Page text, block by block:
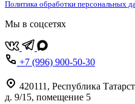
Политика обработки персональных
Мы в соцсетях
+7 (996) 900-50-30
420111 , Республика
д. 9/15, помещение 5